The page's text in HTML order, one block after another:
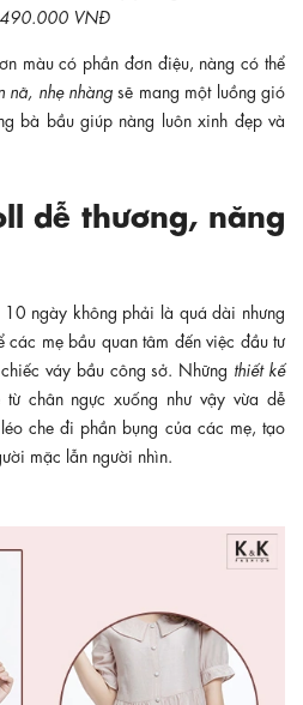
VNĐ
màu có phần đơn điệu, nàng có thể
nã, nhẹ nhàng sẽ mang một luồng gió
bà bầu giúp nàng luôn xinh đẹp và
dễ thương, năng
ngày không phải là quá dài nhưng
mẹ bầu quan tâm đến việc đầu tư
váy bầu công sở. Những thiết kế
chân ngực xuống như vậy vừa dễ
che đi phần bụng của các mẹ, tạo
mặc lẫn người nhìn.